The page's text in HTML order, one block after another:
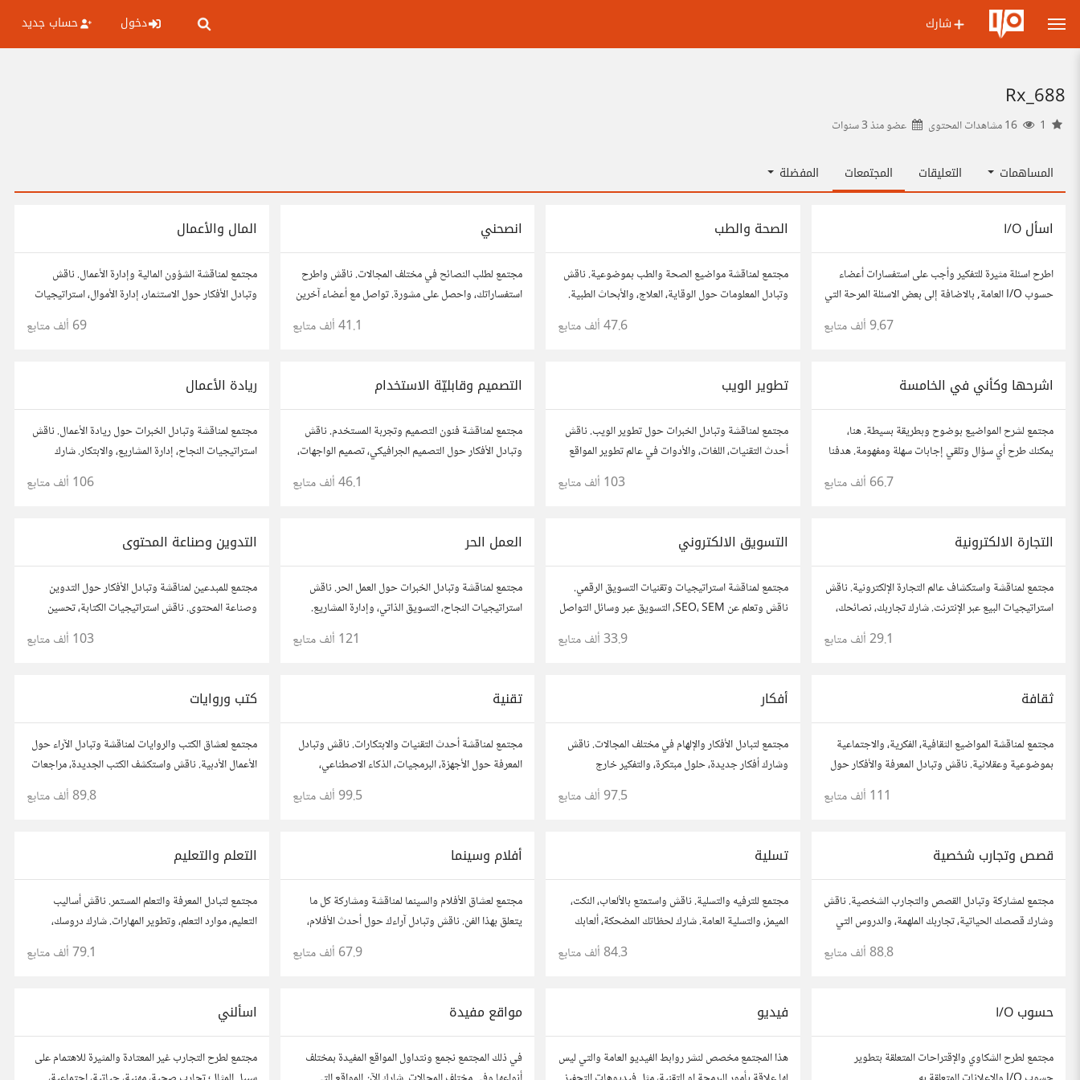
شارك دخول حساب جديد
Rx_688
عضو منذ3 سنوات
المساهمات التعليقات المجتمعات المفضلة
اسأل I/O
اطرح اسئلة مثيرة للتفكير وأجب على استفسارات أعضاء
حسوب I/O العامة, بالاضافة إلى بعض الاسئلة المرحة التي
تستمتع بها وتساعدك على التعرف على افكار المتابعين.
9.67 ألف متابع
الصحة والطب
مجتمع لمناقشة مواضيع الصحة والطب بموضوعية. ناقش
وتبادل المعلومات حول الوقاية، العلاج، والأبحاث الطبية.
شارك مقالاتك، نصائحك، وأسئلتك، وتواصل مع أشخاص
47.6 ألف متابع
انصحني
مجتمع لطلب النصائح في مختلف المجالات. ناقش واطرح
استفساراتك، واحصل على مشورة. تواصل مع أعضاء آخرين
للحصول على أفكار وحلول تساعدك في اتخاذ قراراتك.
41.1 ألف متابع
المال والأعمال
مجتمع لمناقشة الشؤون المالية وإدارة الأعمال. ناقش
وتبادل الأفكار حول الاستثمار، إدارة الأموال، استراتيجيات
النمو، وتحليل الأسواق. شارك نصائحك، تجاربك، وأسئلتك،
69 ألف متابع
اشرحها وكأني في الخامسة
مجتمع لشرح المواضيع بوضوح وبطريقة بسيطة. هنا،
يمكنك طرح أي سؤال وتلقي إجابات سهلة ومفهومة. هدفنا
هو تبسيط المعلومات لتكون سهلة على الجميع، تمامًا كما لو
66.7 ألف متابع
تطوير الويب
مجتمع لمناقشة وتبادل الخبرات حول تطوير الويب. ناقش
أحدث التقنيات، اللغات، والأدوات في عالم تطوير المواقع
والتطبيقات. شارك مشاريعك، اسأل عن نصائح، وتعاون مع
103 ألف متابع
التصميم وقابليّة الاستخدام
مجتمع لمناقشة فنون التصميم وتجربة المستخدم. ناقش
وتبادل الأفكار حول التصميم الجرافيكي، تصميم الواجهات،
وقابلية الاستخدام. شارك أفكارك وأسئلتك، وتواصل مع
مصممين ومتخصصين في تحسين تجربة المستخدم.
46.1 ألف متابع
ريادة الأعمال
مجتمع لمناقشة وتبادل الخبرات حول ريادة الأعمال. ناقش
استراتيجيات النجاح، إدارة المشاريع، والابتكار. شارك
أفكارك، قصص نجاحك، وأسئلتك، وتواصل مع رواد أعمال
106 ألف متابع
التجارة الالكترونية
مجتمع لمناقشة واستكشاف عالم التجارة الإلكترونية. ناقش
استراتيجيات البيع عبر الإنترنت. شارك تجاربك، نصائحك،
وأسئلتك، وتواصل مع محترفين في هذا المجال.
29.1 ألف متابع
التسويق الالكتروني
مجتمع لمناقشة استراتيجيات وتقنيات التسويق الرقمي.
ناقش وتعلم عن SEO، SEM، التسويق عبر وسائل التواصل
الاجتماعي، وتحليل البيانات. شارك تجاربك، نصائحك،
وأسئلتك، وتواصل مع متخصصين في هذا المجال.
33.9 ألف متابع
العمل الحر
مجتمع لمناقشة وتبادل الخبرات حول العمل الحر. ناقش
استراتيجيات النجاح، التسويق الذاتي، وإدارة المشاريع.
شارك قصصك، نصائحك، وأسئلتك، وتواصل مع محترفين
121 ألف متابع
التدوين وصناعة المحتوى
مجتمع للمبدعين لمناقشة وتبادل الأفكار حول التدوين
وصناعة المحتوى. ناقش استراتيجيات الكتابة، تحسين
محركات البحث، وإنتاج المحتوى المرئي والمسموع. شارك
أفكارك وأسئلتك، وتواصل مع كتّاب ومبدعين آخرين.
103 ألف متابع
ثقافة
مجتمع لمناقشة المواضيع الثقافية، الفكرية، والاجتماعية
بموضوعية وعقلانية. ناقش وتبادل المعرفة والأفكار حول
111 ألف متابع
أفكار
مجتمع لتبادل الأفكار والإلهام في مختلف المجالات. ناقش
وشارك أفكار جديدة، حلول مبتكرة، والتفكير خارج
الصندوق. شارك بمقترحاتك وأسئلتك، وتواصل مع مفكرين
97.5 ألف متابع
تقنية
مجتمع لمناقشة أحدث التقنيات والابتكارات. ناقش وتبادل
المعرفة حول الأجهزة، البرمجيات، الذكاء الاصطناعي،
والأمن السيبراني. شارك أفكارك، نصائحك، وأسئلتك،
99.5 ألف متابع
كتب وروايات
مجتمع لعشاق الكتب والروايات لمناقشة وتبادل الآراء حول
الأعمال الأدبية. ناقش واستكشف الكتب الجديدة، مراجعات
الروايات، ومشاركة توصيات القراءة. شارك أفكارك،
نصائحك، وأسئلتك، وتواصل مع قراء آخرين.89.8 ألف متابع
قصص وتجارب شخصية
مجتمع لمشاركة وتبادل القصص والتجارب الشخصية. ناقش
وشارك قصصك الحياتية، تجاربك الملهمة، والدروس التي
تعلمتها. شارك تجاربك مع الآخرين، واستفد من قصصهم
88.8 ألف متابع
تسلية
مجتمع للترفيه والتسلية. ناقش واستمتع بالألعاب، النكت،
الميمز، والتسلية العامة. شارك لحظاتك المضحكة، ألعابك
المفضلة، وتفاعل مع أعضاء آخرين يبحثون عن المتعة
84.3 ألف متابع
أفلام وسينما
مجتمع لعشاق الأفلام والسينما لمناقشة ومشاركة كل ما
يتعلق بهذا الفن. ناقش وتبادل آراءك حول أحدث الأفلام،
المراجعات، والتوصيات. شارك تحليلاتك، قصصك، واستمتع
بنقاشات حول الأفلام والمخرجين والسيناريوهات.
67.9 ألف متابع
التعلم والتعليم
مجتمع لتبادل المعرفة والتعلم المستمر. ناقش أساليب
التعليم، موارد التعلم، وتطوير المهارات. شارك دروسك،
نصائحك، وأسئلتك، وتواصل مع معلمين وطلاب يسعون
79.1 ألف متابع
حسوب I/O
مجتمع لطرح الشكاوي والإقتراحات المتعلقة بتطوير
فيديو
هذا المجتمع مخصص لنشر روابط الفيديو العامة والتي ليس
مواقع مفيدة
في ذلك المجتمع نجمع ونتداول المواقع المفيدة بمختلف
اسألني
مجتمع لطرح التجارب غير المعتادة والمثيرة للاهتمام على